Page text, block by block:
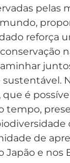
pelas
reforça
é
tempo,
de
Japão e nos